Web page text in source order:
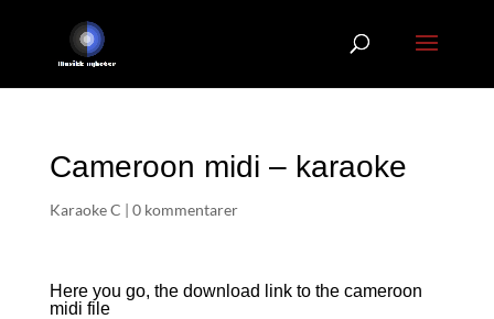
Cameroon midi – karaoke
Karaoke C | 0 kommentarer
Here you go, the download link to the cameroon
midi file